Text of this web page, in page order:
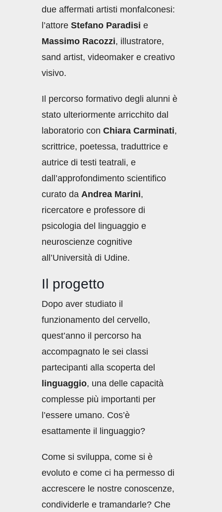
due affermati artisti monfalconesi:
l’attore Stefano Paradisi e
Massimo Racozzi, illustratore,
sand artist, videomaker e creativo
visivo.
Il percorso formativo degli alunni è
stato ulteriormente arricchito dal
laboratorio con Chiara Carminati,
scrittrice, poetessa, traduttrice e
autrice di testi teatrali, e
dall’approfondimento scientifico
curato da Andrea Marini,
ricercatore e professore di
psicologia del linguaggio e
neuroscienze cognitive
all’Università di Udine.
Il progetto
Dopo aver studiato il
funzionamento del cervello,
quest’anno il percorso ha
accompagnato le sei classi
partecipanti alla scoperta del
linguaggio, una delle capacità
complesse più importanti per
l’essere umano. Cos’è
esattamente il linguaggio?
Come si sviluppa, come si è
evoluto e come ci ha permesso di
accrescere le nostre conoscenze,
condividerle e tramandarle? Che